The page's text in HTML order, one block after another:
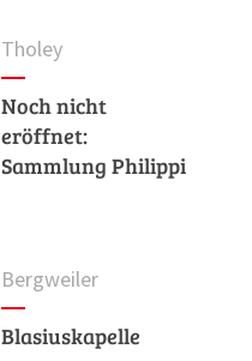
Tholey
Noch nicht
eröffnet:
Sammlung Philippi
Bergweiler
Blasiuskapelle